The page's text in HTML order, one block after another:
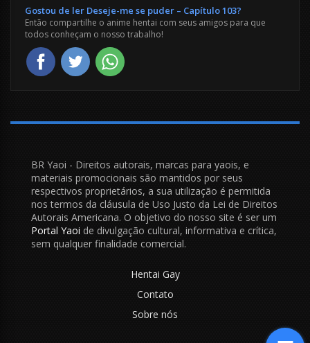
Gostou de ler Deseje-me se puder – Capítulo 103?
Então compartilhe o anime hentai com seus amigos para que
todos conheçam o nosso trabalho!
BR Yaoi - Direitos autorais, marcas para yaois, e
materiais promocionais são mantidos por seus
respectivos proprietários, a sua utilização é permitida
nos termos da cláusula de Uso Justo da Lei de Direitos
Autorais Americana. O objetivo do nosso site é ser um
Portal Yaoi de divulgação cultural, informativa e crítica,
sem qualquer finalidade comercial.
Hentai Gay
Contato
Sobre nós